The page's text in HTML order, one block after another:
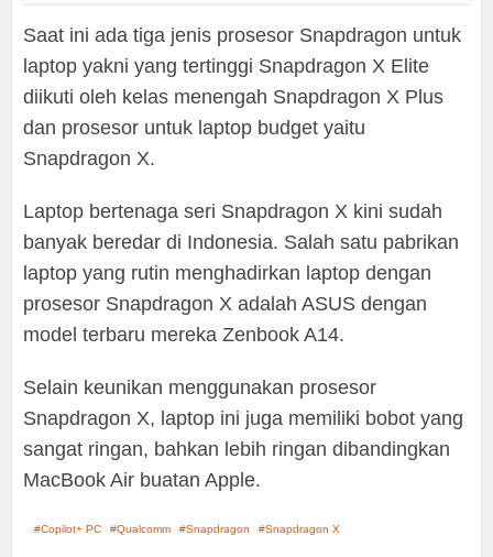
Saat ini ada tiga jenis prosesor Snapdragon untuk
laptop yakni yang tertinggi Snapdragon X Elite
diikuti oleh kelas menengah Snapdragon X Plus
dan prosesor untuk laptop budget yaitu
Snapdragon X.
Laptop bertenaga seri Snapdragon X kini sudah
banyak beredar di Indonesia. Salah satu pabrikan
laptop yang rutin menghadirkan laptop dengan
prosesor Snapdragon X adalah ASUS dengan
model terbaru mereka Zenbook A14.
Selain keunikan menggunakan prosesor
Snapdragon X, laptop ini juga memiliki bobot yang
sangat ringan, bahkan lebih ringan dibandingkan
MacBook Air buatan Apple.
Copilot+ PC Qualcomm Snapdragon Snapdragon X